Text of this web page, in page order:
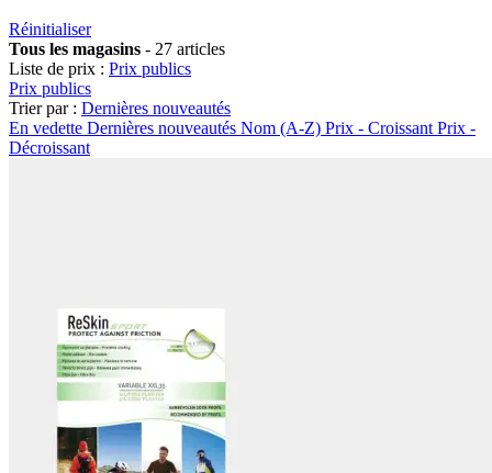
Réinitialiser
Tous les magasins - 27 articles
Liste de prix : Prix publics
Prix publics
Trier par : Dernières nouveautés
En vedette Dernières nouveautés Nom (A-Z) Prix - Croissant Prix -
Décroissant